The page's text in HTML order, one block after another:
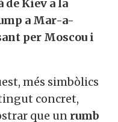
de Kíev a la
a Mar-a-
per Moscou i
més simbòlics
concret,
que un rumb